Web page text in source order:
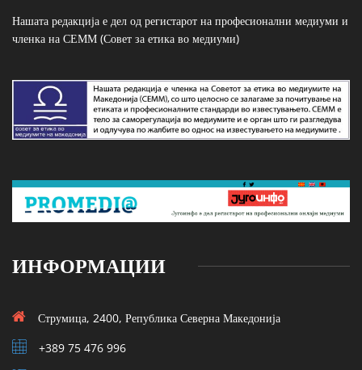
Нашата редакција е дел од регистарот на професионални медиуми и
членка на СЕММ (Совет за етика во медиуми)
ИНФОРМАЦИИ
Струмица, 2400, Република Северна Македонија
+389 75 476 996